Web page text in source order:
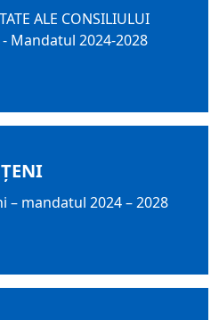
ALE CONSILIULUI
- Mandatul 2024-2028
– mandatul 2024 – 2028